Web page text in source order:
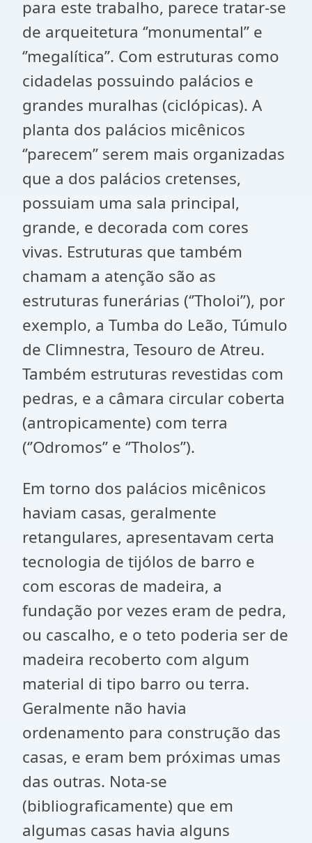
para este trabalho, parece tratar-se
de arqueitetura ‘’monumental’’ e
‘’megalítica’’. Com estruturas como
cidadelas possuindo palácios e
grandes muralhas (ciclópicas). A
planta dos palácios micênicos
‘’parecem’’ serem mais organizadas
que a dos palácios cretenses,
possuiam uma sala principal,
grande, e decorada com cores
vivas. Estruturas que também
chamam a atenção são as
estruturas funerárias (‘’Tholoi’’), por
exemplo, a Tumba do Leão, Túmulo
de Climnestra, Tesouro de Atreu.
Também estruturas revestidas com
pedras, e a câmara circular coberta
(antropicamente) com terra
(‘’Odromos’’ e ‘’Tholos’’).
Em torno dos palácios micênicos
haviam casas, geralmente
retangulares, apresentavam certa
tecnologia de tijólos de barro e
com escoras de madeira, a
fundação por vezes eram de pedra,
ou cascalho, e o teto poderia ser de
madeira recoberto com algum
material di tipo barro ou terra.
Geralmente não havia
ordenamento para construção das
casas, e eram bem próximas umas
das outras. Nota-se
(bibliograficamente) que em
algumas casas havia alguns